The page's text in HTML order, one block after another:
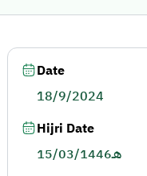
Date
18/9/2024
Hijri Date
15/03/1446هـ